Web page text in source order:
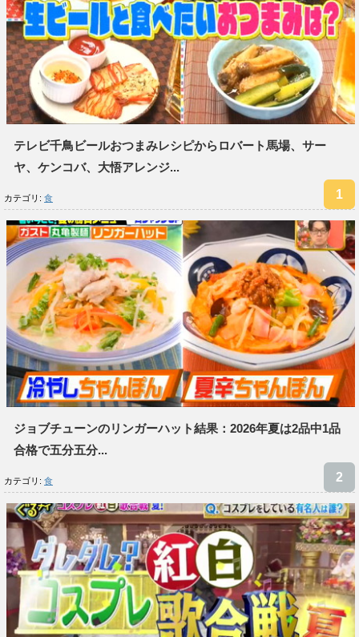
テレビ千鳥ビールおつまみレシピからロバート馬場、サー
ヤ、ケンコバ、大悟アレンジ...
カテゴリ: 食
ジョブチューンのリンガーハット結果：2026年夏は2品中1品
合格で五分五分...
カテゴリ: 食